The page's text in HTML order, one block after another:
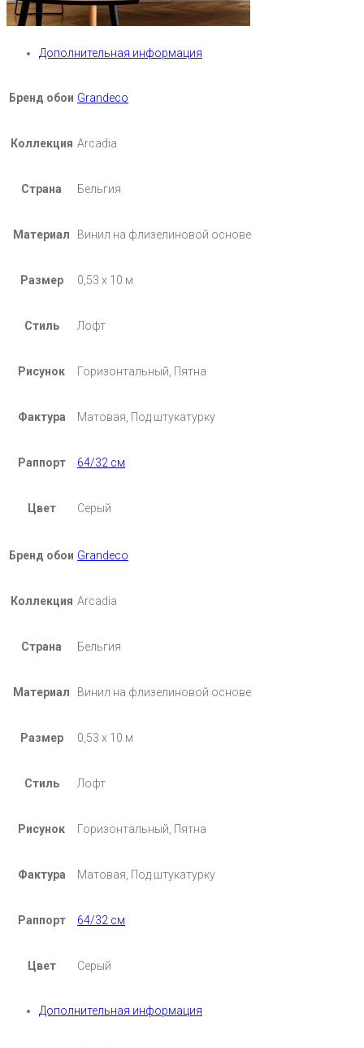
Дополнительная информация
Бренд обои Grandeco
Коллекция Arcadia
Страна Бельгия
Материал Винил на флизелиновой основе
Размер 0,53 х 10 м
Стиль Лофт
Рисунок Горизонтальный, Пятна
Фактура Матовая, Под штукатурку
Раппорт 64/32 см
Цвет Серый
Бренд обои Grandeco
Коллекция Arcadia
Страна Бельгия
Материал Винил на флизелиновой основе
Размер 0,53 х 10 м
Стиль Лофт
Рисунок Горизонтальный, Пятна
Фактура Матовая, Под штукатурку
Раппорт 64/32 см
Цвет Серый
Дополнительная информация